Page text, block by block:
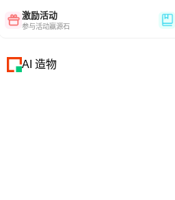
激励活动
参与活动赢源石
AI 造物